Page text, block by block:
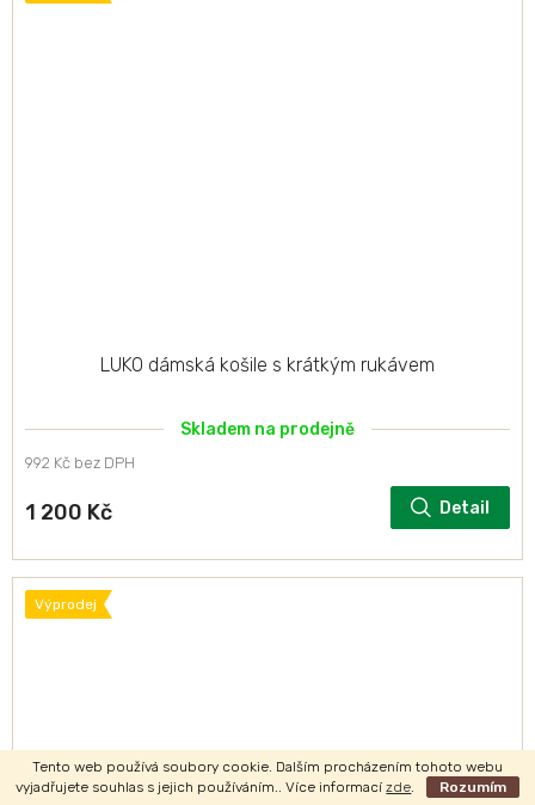
Tento web používá soubory cookie. Dalším procházením tohoto webu
vyjadřujete souhlas s jejich používáním.. Více informacízde Rozumím
LUKO dámská košile s krátkým rukávem
Skladem na prodejně
992 Kč bez DPH
1 200 Kč Detail
Výprodej